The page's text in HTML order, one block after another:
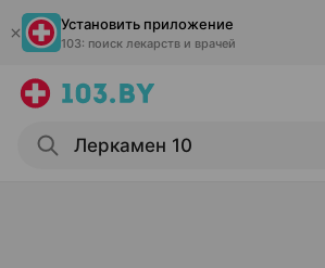
Установить приложение
103: поиск лекарств и врачей